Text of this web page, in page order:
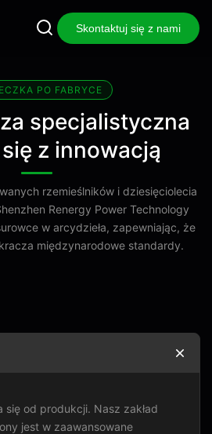
Skontaktuj się z nami
PO FABRYCE
specjalistyczna
z innowacją
rzemieślników i dziesięciolecia
Renergy Power Technology
w arcydzieła, zapewniając, że
międzynarodowe standardy.
się od produkcji. Nasz zakład
jest w zaawansowane